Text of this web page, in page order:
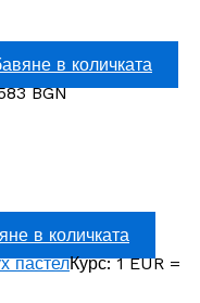
в количката
BGN
в количката
Курс: 1 EUR =